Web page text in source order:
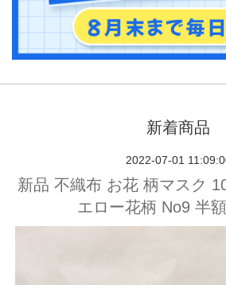
新着商品
2022-07-01
新品 不織布 お花 柄マスク
エロー花柄 No9 半額